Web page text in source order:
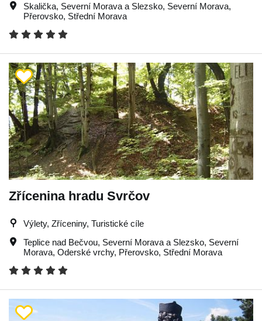
Skalička, Severní Morava a Slezsko, Severní Morava,
Přerovsko, Střední Morava
Zřícenina hradu Svrčov
Výlety, Zříceniny, Turistické cíle
Teplice nad Bečvou, Severní Morava a Slezsko, Severní
Morava, Oderské vrchy, Přerovsko, Střední Morava